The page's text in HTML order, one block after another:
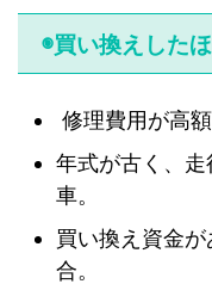
◉買い換えした
修理費用が高
年式が古く、
車。
買い換え資金
合。